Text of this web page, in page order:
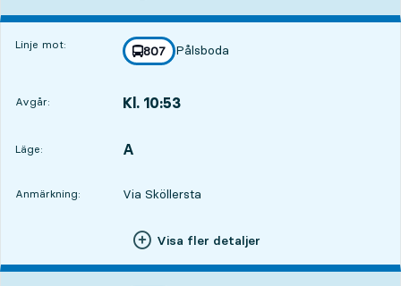
Linje mot: linje
807
mot
Pålsboda
,
Avgår: Kl. 10:53
Läge:
LÄGE, A
,
Anmärkning: Via Sköllersta
Visa fler detaljer